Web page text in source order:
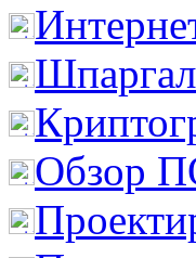
Обзор